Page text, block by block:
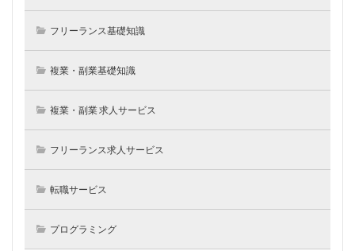
フリーランス基礎知識
複業・副業基礎知識
複業・副業 求人サービス
フリーランス求人サービス
転職サービス
プログラミング